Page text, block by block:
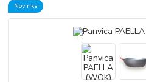
Novinka